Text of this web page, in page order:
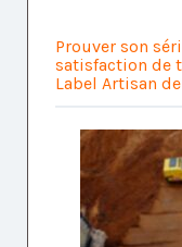
Prouver son
satisfaction de
Label Artisan